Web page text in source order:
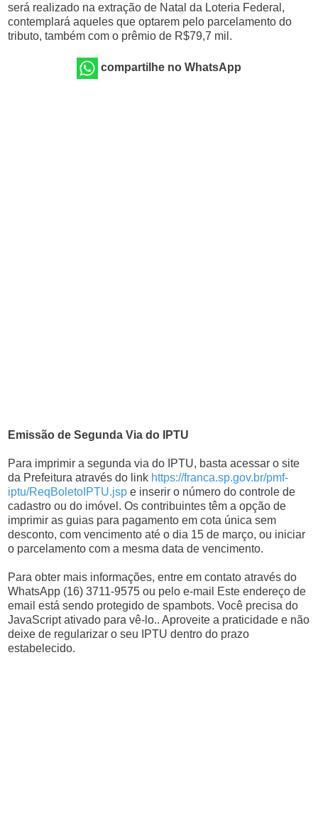
será realizado na extração de Natal da Loteria Federal,
contemplará aqueles que optarem pelo parcelamento do
tributo, também com o prêmio de R$79,7 mil.
compartilhe no WhatsApp
Emissão de Segunda Via do IPTU
Para imprimir a segunda via do IPTU, basta acessar o site
da Prefeitura através do link https://franca.sp.gov.br/pmf-
iptu/ReqBoletoIPTU.jsp e inserir o número do controle de
cadastro ou do imóvel. Os contribuintes têm a opção de
imprimir as guias para pagamento em cota única sem
desconto, com vencimento até o dia 15 de março, ou iniciar
o parcelamento com a mesma data de vencimento.
Para obter mais informações, entre em contato através do
WhatsApp (16) 3711-9575 ou pelo e-mail Este endereço de
email está sendo protegido de spambots. Você precisa do
JavaScript ativado para vê-lo.. Aproveite a praticidade e não
deixe de regularizar o seu IPTU dentro do prazo
estabelecido.